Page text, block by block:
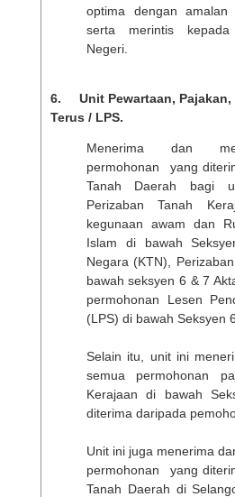
optima dengan amalan
serta merintis
Negeri.
6. Unit Pewartaan, Pajakan,
Terus / LPS.
Menerima dan
permohonan yang
Tanah Daerah bagi
Perizaban Tanah
kegunaan awam dan
Islam di bawah
Negara (KTN),
bawah seksyen 6 & 7
permohonan Lesen
(LPS) di bawah Seksyen
Selain itu, unit ini
semua permohonan
Kerajaan di bawah
diterima daripada
Unit ini juga menerima
permohonan yang
Tanah Daerah di